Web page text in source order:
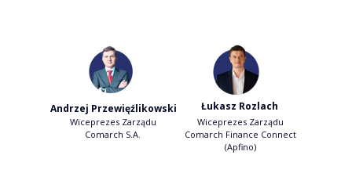
Andrzej Przewięźlikowski
Wiceprezes Zarządu
Comarch S.A.
Łukasz Rozlach
Wiceprezes Zarządu
Comarch Finance Connect
(Apfino)